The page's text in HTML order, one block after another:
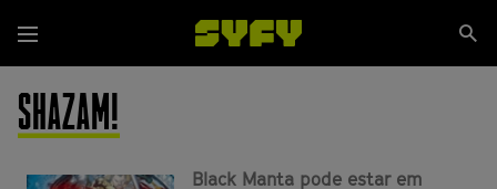
para
o
conteúdo
principal
Menu
SHAZAM!
Black Manta pode estar em